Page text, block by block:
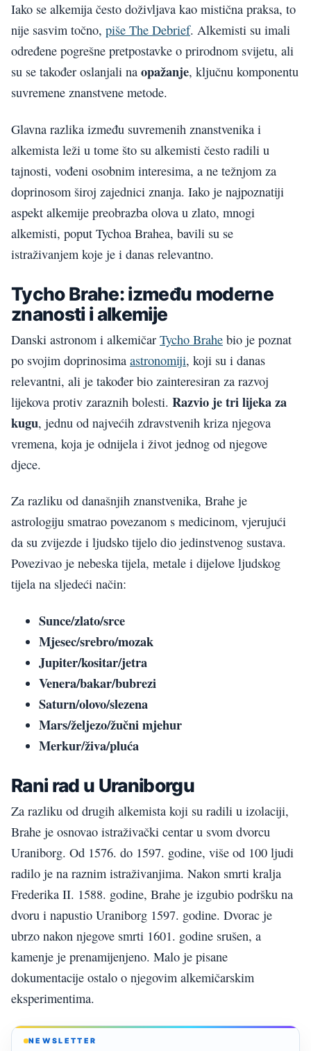
Iako se alkemija često doživljava kao mistična praksa, to
nije sasvim točno, piše The Debrief. Alkemisti su imali
određene pogrešne pretpostavke o prirodnom svijetu, ali
su se također oslanjali na opažanje, ključnu komponentu
suvremene znanstvene metode.
Glavna razlika između suvremenih znanstvenika i
alkemista leži u tome što su alkemisti često radili u
tajnosti, vođeni osobnim interesima, a ne težnjom za
doprinosom široj zajednici znanja. Iako je najpoznatiji
aspekt alkemije preobrazba olova u zlato, mnogi
alkemisti, poput Tychoa Brahea, bavili su se
istraživanjem koje je i danas relevantno.
Tycho Brahe: između moderne
znanosti i alkemije
Danski astronom i alkemičar Tycho Brahe bio je poznat
po svojim doprinosima astronomiji, koji su i danas
relevantni, ali je također bio zainteresiran za razvoj
lijekova protiv zaraznih bolesti. Razvio je tri lijeka za
kugu, jednu od najvećih zdravstvenih kriza njegova
vremena, koja je odnijela i život jednog od njegove
djece.
Za razliku od današnjih znanstvenika, Brahe je
astrologiju smatrao povezanom s medicinom, vjerujući
da su zvijezde i ljudsko tijelo dio jedinstvenog sustava.
Povezivao je nebeska tijela, metale i dijelove ljudskog
tijela na sljedeći način:
Sunce/zlato/srce
Mjesec/srebro/mozak
Jupiter/kositar/jetra
Venera/bakar/bubrezi
Saturn/olovo/slezena
Mars/željezo/žučni mjehur
Merkur/živa/pluća
Rani rad u Uraniborgu
Za razliku od drugih alkemista koji su radili u izolaciji,
Brahe je osnovao istraživački centar u svom dvorcu
Uraniborg. Od 1576. do 1597. godine, više od 100 ljudi
radilo je na raznim istraživanjima. Nakon smrti kralja
Frederika II. 1588. godine, Brahe je izgubio podršku na
dvoru i napustio Uraniborg 1597. godine. Dvorac je
ubrzo nakon njegove smrti 1601. godine srušen, a
kamenje je prenamijenjeno. Malo je pisane
dokumentacije ostalo o njegovim alkemičarskim
eksperimentima.
NEWSLETTER